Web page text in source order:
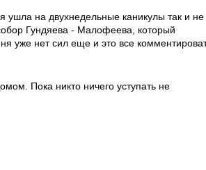
ушла на двухнедельные каникулы так и не
Гундяева - Малофеева, который
уже нет сил еще и это все
Пока никто ничего уступать не